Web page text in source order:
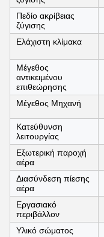
Πεδίο ακρίβειας
ζύγισης
Ελάχιστη κλίμακα
Μέγεθος
αντικειμένου
επιθεώρησης
Μέγεθος Μηχανή
Κατεύθυνση
λειτουργίας
Εξωτερική παροχή
αέρα
Διασύνδεση πίεσης
αέρα
Εργασιακό
περιβάλλον
Υλικό σώματος